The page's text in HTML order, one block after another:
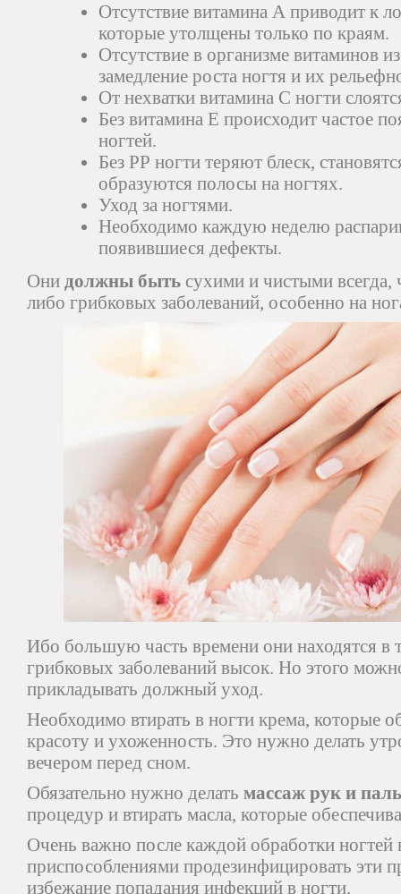
Отсутствие витамина А приводит к
которые утолщены только по краям.
Отсутствие в организме витаминов
замедление роста ногтя и их
От нехватки витамина С ногти
Без витамина Е происходит частое
ногтей.
Без РР ногти теряют блеск,
образуются полосы на ногтях.
Уход за ногтями.
Необходимо каждую неделю
появившиеся дефекты.
Они должны быть сухими и чистыми
либо грибковых заболеваний, особенно на
Ибо большую часть времени они находятся в
грибковых заболеваний высок. Но этого
прикладывать должный уход.
Необходимо втирать в ногти крема, которые
красоту и ухоженность. Это нужно делать
вечером перед сном.
Обязательно нужно делать массаж рук и
процедур и втирать масла, которые
Очень важно после каждой обработки
приспособлениями продезинфицировать эти
избежание попадания инфекций в ногти.